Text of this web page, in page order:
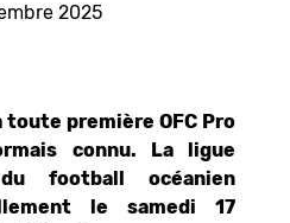
2025
toute première OFC Pro
connu. La ligue
football océanien
le samedi 17